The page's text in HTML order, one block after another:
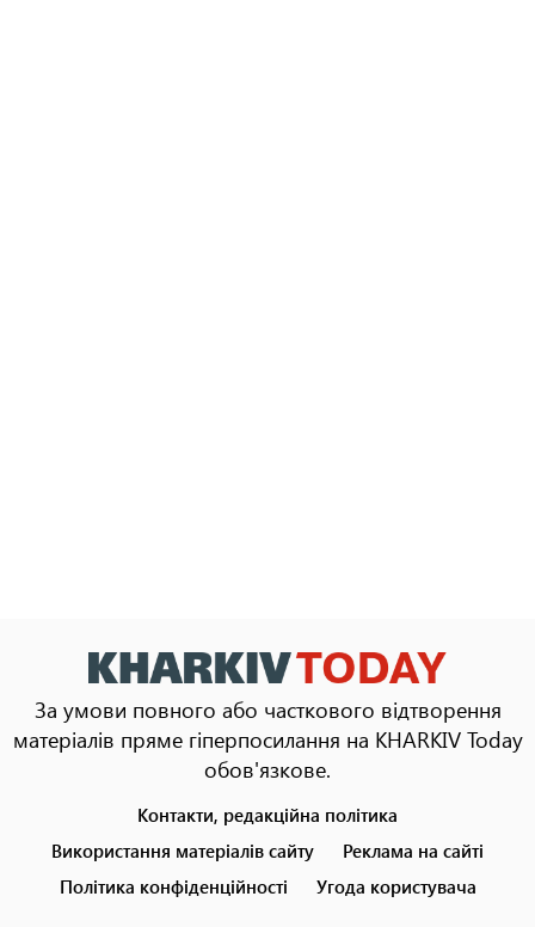
За умови повного або часткового відтворення
матеріалів пряме гіперпосилання на KHARKIV Today
обов'язкове.
menu
Контакти, редакційна політика
Використання матеріалів сайту
Реклама на сайті
Політика конфіденційності
Угода користувача